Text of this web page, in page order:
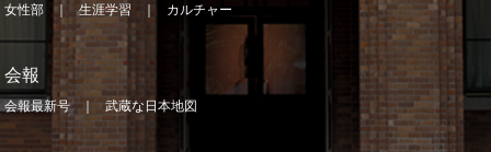
女性部
生涯学習 カルチャー
会報
会報最新号 武蔵な日本地図